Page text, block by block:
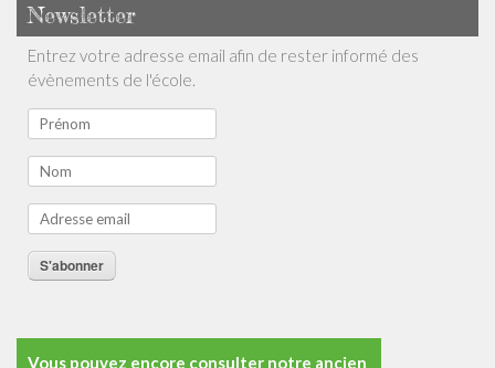
Newsletter
Entrez votre adresse email afin de rester informé des
évènements de l'école.
S'abonner
Vous pouvez encore consulter notre ancien